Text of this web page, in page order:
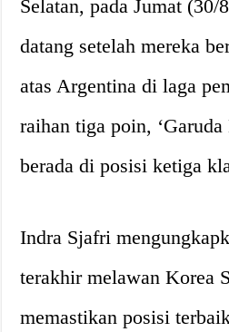
Selatan, pada Jumat
datang setelah mereka
atas Argentina di laga
raihan tiga poin, ‘Garuda
berada di posisi ketiga
Indra Sjafri
terakhir melawan Korea
memastikan posisi